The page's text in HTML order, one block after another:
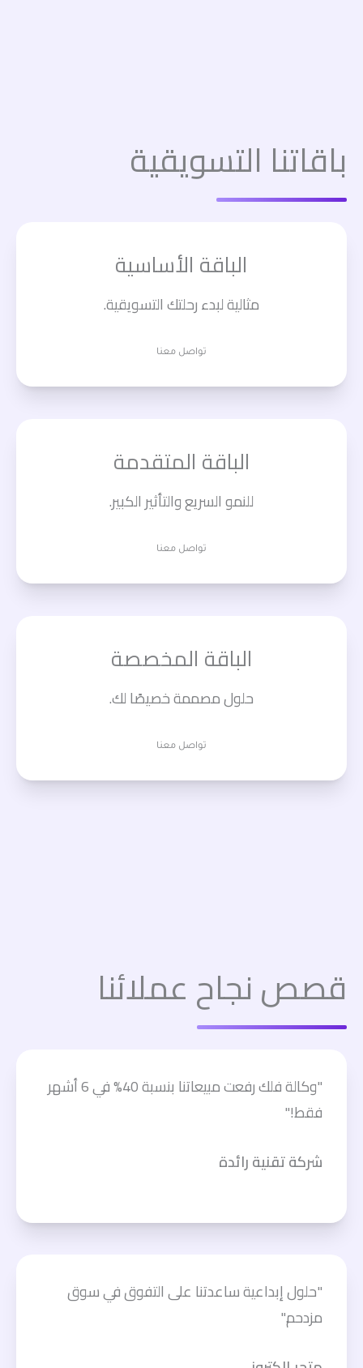
باقاتنا التسويقية
الباقة الأساسية
مثالية لبدء رحلتك التسويقية.
تواصل معنا
الباقة المتقدمة
للنمو السريع والتأثير الكبير.
تواصل معنا
الباقة المخصصة
حلول مصممة خصيصًا لك.
تواصل معنا
قصص نجاح عملائنا
"وكالة فلك رفعت مبيعاتنا بنسبة 40% في 6 أشهر
فقط!"
شركة تقنية رائدة
"حلول إبداعية ساعدتنا على التفوق في سوق
مزدحم."